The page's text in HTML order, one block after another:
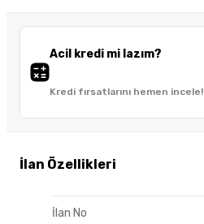
Acil kredi mi lazım?
Kredi fırsatlarını hemen incele!
İlan Özellikleri
İlan No